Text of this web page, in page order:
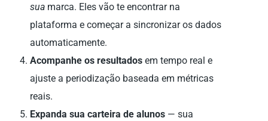
sua marca. Eles vão te encontrar na
plataforma e começar a sincronizar os dados
automaticamente.
Acompanhe os resultados em tempo real e
ajuste a periodização baseada em métricas
reais.
Expanda sua carteira de alunos — sua